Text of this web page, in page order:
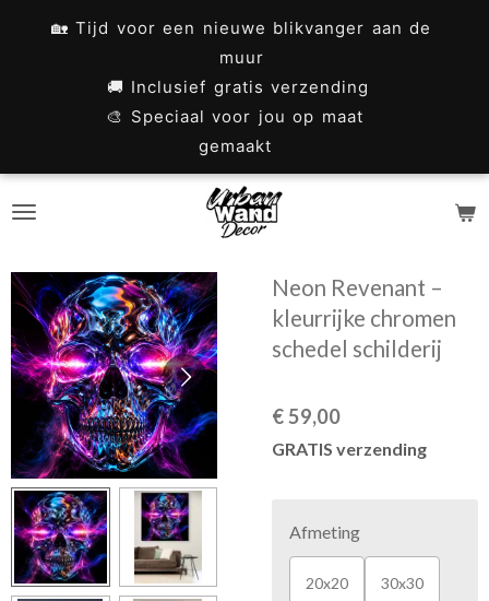
🏡 Tijd voor een nieuwe blikvanger aan de
muur
🚚 Inclusief gratis verzending
🎨 Speciaal voor jou op maat
gemaakt
Neon Revenant –
kleurrijke chromen
schedel schilderij
€ 59,00
GRATIS verzending
Afmeting
20x20 30x30